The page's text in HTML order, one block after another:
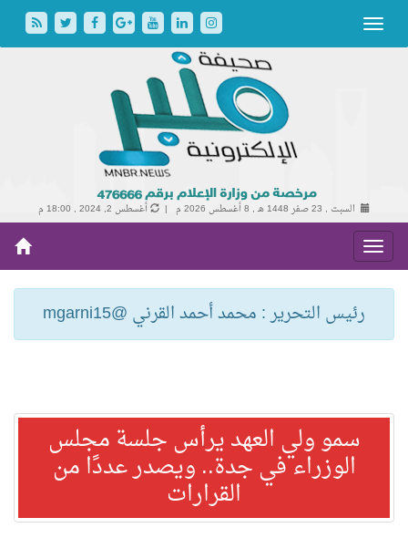
السبت , 23 صفر 1448 هـ , 8 أغسطس 2026 م | أغسطس 2, 2024 , 18:00 م
رئيس التحرير : محمد أحمد القرني @mgarni15
سمو ولي العهد يرأس جلسة مجلس
الوزراء في جدة.. ويصدر عددًا من
القرارات